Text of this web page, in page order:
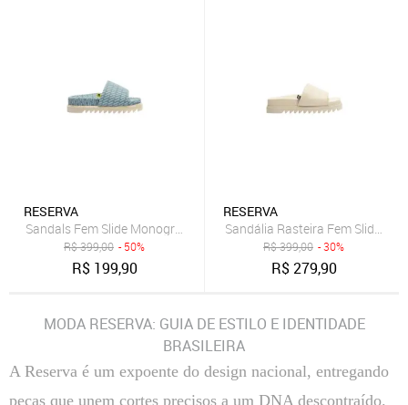
RESERVA
Sandals Fem Slide Monograma Reversa Azul
R$399,00 - 50%
R$ 199,90
RESERVA
Sandália Rasteira Fem Slide
R$399,00 - 30%
R$279,90
MODA RESERVA: GUIA DE ESTILO E IDENTIDADE
BRASILEIRA
A Reserva é um expoente do design nacional, entregando
peças que unem cortes precisos a um DNA descontraído.